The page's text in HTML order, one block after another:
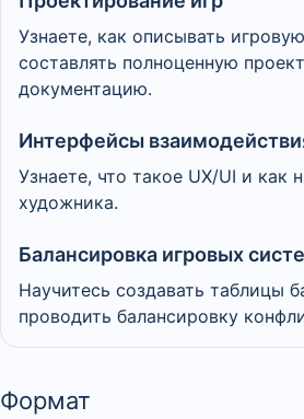
Узнаете, как описывать
составлять полноценную
документацию.
Интерфейсы
Узнаете, что такое UX/UI и как
художника.
Балансировка игровых
Научитесь создавать таблицы
проводить балансировку
Формат